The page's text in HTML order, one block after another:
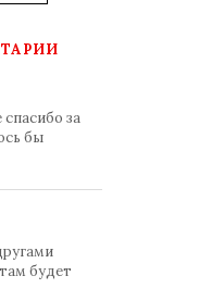
за
бы
будет